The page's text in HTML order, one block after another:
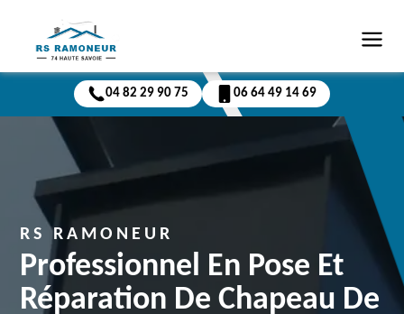
04 82 29 90 75 06 64 49 14 69
RS RAMONEUR
Professionnel En Pose Et
Réparation De Chapeau De